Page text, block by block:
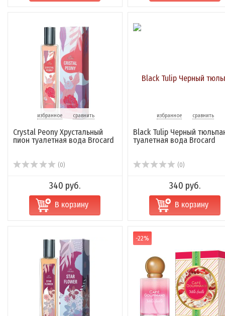
избранное сравнить
Crystal Peony Хрустальный
пион туалетная вода Brocard
(0)
340 руб.
В корзину
избранное сравнить
Black Tulip Черный
туалетная вода Brocard
(0)
340 руб.
В корзину
-22%